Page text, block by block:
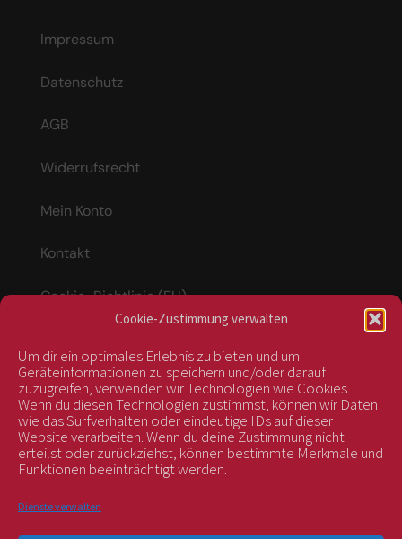
Cookie-Zustimmung verwalten
Um dir ein optimales Erlebnis zu bieten und um
Geräteinformationen zu speichern und/oder darauf
zuzugreifen, verwenden wir Technologien wie Cookies.
Wenn du diesen Technologien zustimmst, können wir Daten
wie das Surfverhalten oder eindeutige IDs auf dieser
Website verarbeiten. Wenn du deine Zustimmung nicht
erteilst oder zurückziehst, können bestimmte Merkmale und
Funktionen beeinträchtigt werden.
Dienste verwalten
Impressum
Datenschutz
AGB
Widerrufsrecht
Mein Konto
Kontakt
Cookie-Richtlinie (EU)
Vertrag widerrufen
kontrolliert durch: